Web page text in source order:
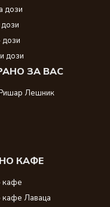
дози
дози
ЗА ВАС
Лешник
КАФЕ
кафе
Лаваца